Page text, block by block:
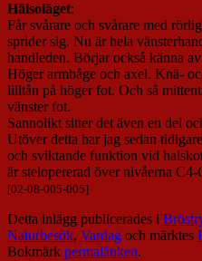
Hälsoläget:
Får svårare och svårare med
sprider sig. Nu är hela
handleden. Börjar också känna
Höger armbåge och axel. Knä-
lilltån på höger fot. Och så
vänster fot.
Sannolikt sitter det även en del
Utöver detta har jag sedan
och sviktande funktion vid
är stelopererad över nivåerna C4-
[02-08-005-005]
Detta inlägg publicerades i
Naturbesök, Vardag och märktes
Bokmärk permalänken.